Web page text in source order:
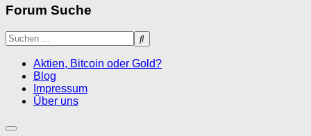
Forum Suche
Aktien, Bitcoin oder Gold?
Blog
Impressum
Über uns